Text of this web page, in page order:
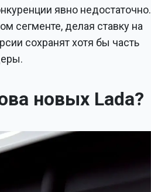
явно недостаточно.
сегменте, делая ставку на
сохранят хотя бы часть
новых Lada?